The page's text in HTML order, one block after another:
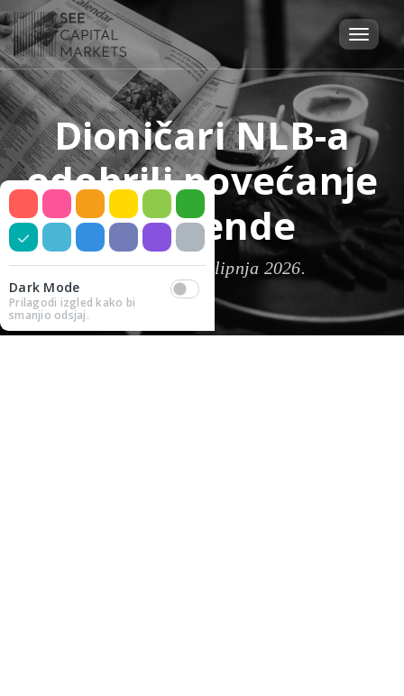
Dioničari NLB-a
odobrili povećanje
dividende
Objavljeno 15. lipnja 2026.
Dark Mode
Prilagodi izgled kako bi
smanjio odsjaj.